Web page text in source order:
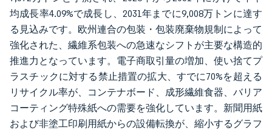
均成長率4.09%で成長し、2031年までに9,008万トンに達す
る見込みです。欧州連合の包装・包装廃棄物規制によって
強化された、繊維系包装への急速なシフトが主要な構造的
推進力となっています。電子商取引量の増加、使い捨てプ
ラスチックに対する禁止措置の拡大、すでに70%を超える
リサイクル率が、コンテナボード、成形繊維食器、バリア
コーティング特殊紙への需要を強化しています。新聞用紙
および非塗工印刷用紙からの設備転換が、縮小するグラフ